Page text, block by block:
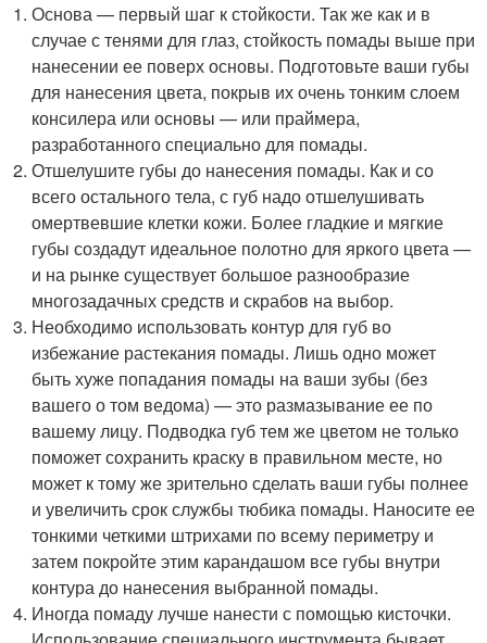
Основа — первый шаг к стойкости. Так же как и в
случае с тенями для глаз, стойкость помады выше при
нанесении ее поверх основы. Подготовьте ваши губы
для нанесения цвета, покрыв их очень тонким слоем
консилера или основы — или праймера,
разработанного специально для помады.
Отшелушите губы до нанесения помады. Как и со
всего остального тела, с губ надо отшелушивать
омертвевшие клетки кожи. Более гладкие и мягкие
губы создадут идеальное полотно для яркого цвета —
и на рынке существует большое разнообразие
многозадачных средств и скрабов на выбор.
Необходимо использовать контур для губ во
избежание растекания помады. Лишь одно может
быть хуже попадания помады на ваши зубы (без
вашего о том ведома) — это размазывание ее по
вашему лицу. Подводка губ тем же цветом не только
поможет сохранить краску в правильном месте, но
может к тому же зрительно сделать ваши губы полнее
и увеличить срок службы тюбика помады. Наносите ее
тонкими четкими штрихами по всему периметру и
затем покройте этим карандашом все губы внутри
контура до нанесения выбранной помады.
Иногда помаду лучше нанести с помощью кисточки.